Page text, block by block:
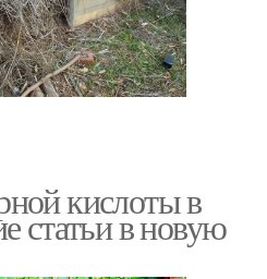
кислоты в
статьи в новую